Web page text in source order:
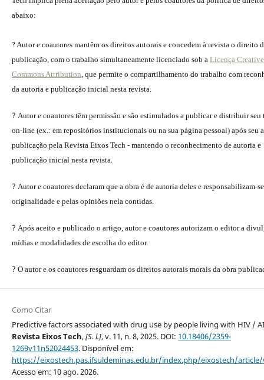
abaixo:
? Autor e coautores mantêm os direitos autorais e concedem à revista o direito
publicação, com o trabalho simultaneamente licenciado sob a Licença Creative
Commons Attribution, que permite o compartilhamento do trabalho com
da autoria e publicação inicial nesta revista.
? Autor e coautores têm permissão e são estimulados a publicar e distribuir seu
on-line (ex.: em repositórios institucionais ou na sua página pessoal) após seu
publicação pela Revista Eixos Tech - mantendo o reconhecimento de autoria e
publicação inicial nesta revista.
? Autor e coautores declaram que a obra é de autoria deles e responsabilizam-
originalidade e pelas opiniões nela contidas.
? Após aceito e publicado o artigo, autor e coautores autorizam o editor a
mídias e modalidades de escolha do editor.
? O autor e os coautores resguardam os direitos autorais morais da obra
Como Citar
Predictive factors associated with drug use by people living with HIV /
Revista Eixos Tech,[S. l.], v. 11, n. 8, 2025. DOI: 10.18406/2359-
1269v11n52024453. Disponível em:
https://eixostech.pas.ifsuldeminas.edu.br/index.php/eixostech/
Acesso em: 10 ago. 2026.